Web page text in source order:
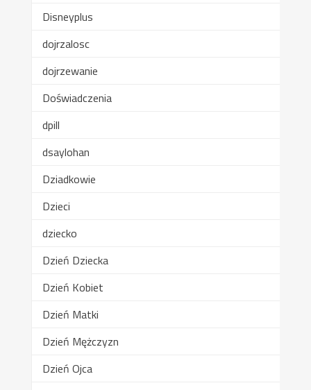
Disneyplus
dojrzalosc
dojrzewanie
Doświadczenia
dpill
dsaylohan
Dziadkowie
Dzieci
dziecko
Dzień Dziecka
Dzień Kobiet
Dzień Matki
Dzień Mężczyzn
Dzień Ojca